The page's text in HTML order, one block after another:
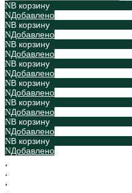
В корзину
Добавлено
В корзину
Добавлено
В корзину
Добавлено
В корзину
Добавлено
В корзину
Добавлено
В корзину
Добавлено
В корзину
Добавлено
В корзину
Добавлено